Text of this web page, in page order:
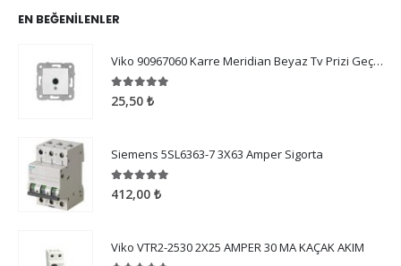
EN BEĞENILENLER
Viko 90967060 Karre Meridian Beyaz Tv Prizi Geçişli 12dB Çerçeve Hariç
5.005 üzerinden
25,50 ₺
Siemens 5SL6363-7 3X63 Amper Sigorta
5.005 üzerinden
412,00 ₺
Viko VTR2-2530 2X25 AMPER 30 MA KAÇAK AKIM